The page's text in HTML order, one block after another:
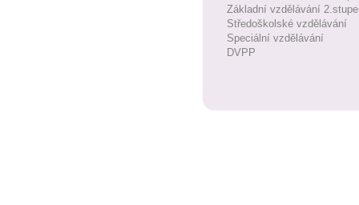
Základní vzdělávání
Středoškolské vzdělávání
Speciální vzdělávání
DVPP